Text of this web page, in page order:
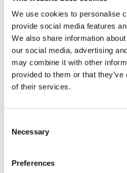
We use cookies to personalise
provide social media features
We also share information
our social media, advertising
may combine it with other
provided to them or that
of their services.
Selection
Necessary
Preferences
uitgebreide opleiding biedt
om de uitdagingen van een
wereld aan te gaan.
Internationale activiteiten
Darnihamedani is betrokken
internationale onderzoeks- en
Tijdens zijn PhD in
Darniuhamedani ook drie
Universiteit in Duitsland, wat
bood om samen te werken